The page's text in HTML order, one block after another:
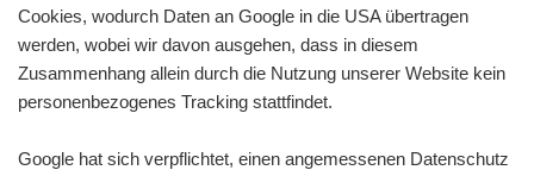
Cookies, wodurch Daten an Google in die USA übertragen
werden, wobei wir davon ausgehen, dass in diesem
Zusammenhang allein durch die Nutzung unserer Website kein
personenbezogenes Tracking stattfindet.
Google hat sich verpflichtet, einen angemessenen Datenschutz